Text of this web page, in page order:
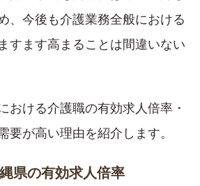
、今後も介護業務全般における
すます高まることは間違いない
おける介護職の有効求人倍率・
要が高い理由を紹介します。
県の有効求人倍率